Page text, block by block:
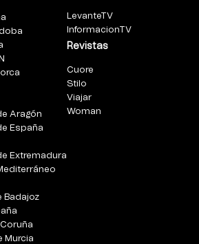
Aragón
España
Extremadura
Badajoz
Murcia
LevanteTV
InformacionTV
Revistas
Cuore
Stilo
Viajar
Woman